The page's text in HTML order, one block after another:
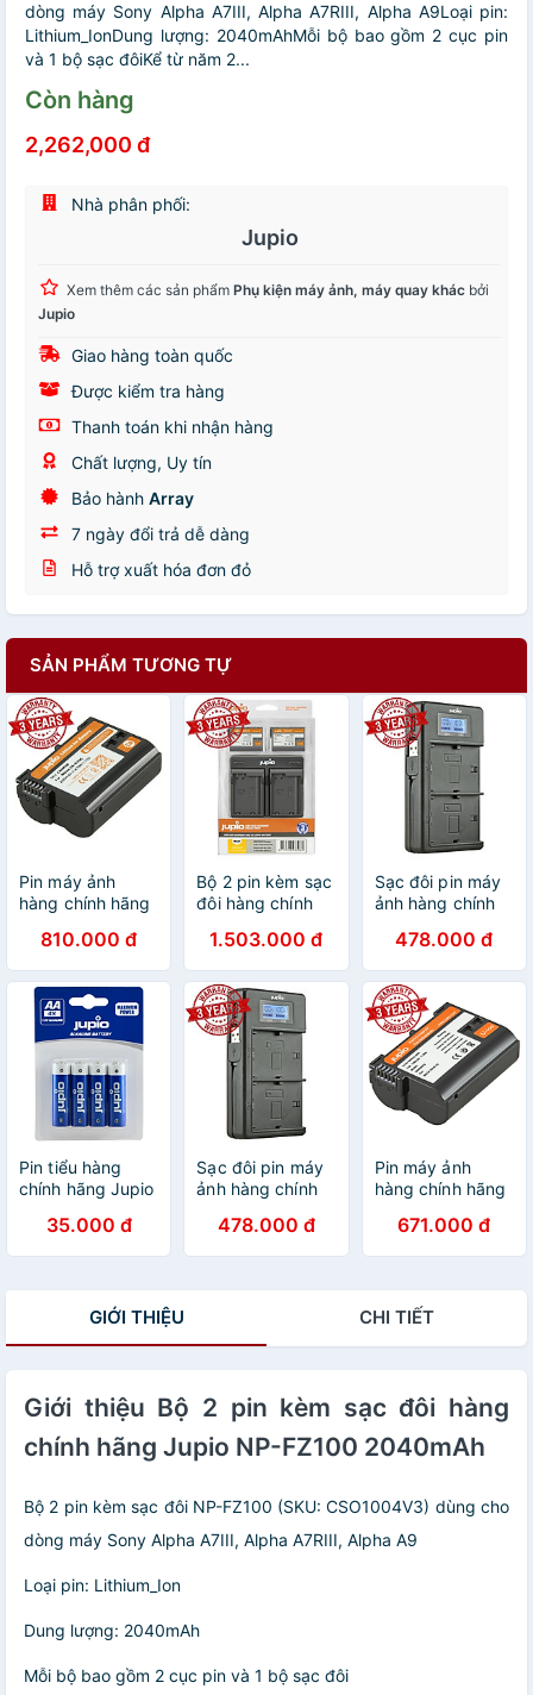
dòng máy Sony Alpha A7III, Alpha A7RIII, Alpha A9Loại pin:
Lithium_IonDung lượng: 2040mAhMỗi bộ bao gồm 2 cục pin
và 1 bộ sạc đôiKể từ năm 2...
Còn hàng
2,262,000 đ
Nhà phân phối:
Jupio
Xem thêm các sản phẩm Phụ kiện máy ảnh, máy quay khác bởi
Jupio
Giao hàng toàn quốc
Được kiểm tra hàng
Thanh toán khi nhận hàng
Chất lượng, Uy tín
Bảo hành Array
7 ngày đổi trả dễ dàng
Hỗ trợ xuất hóa đơn đỏ
SẢN PHẨM TƯƠNG TỰ
Pin máy ảnh
hàng chính hãng
2100mAh dùng
cho Nikon
810.000 đ
Bộ 2 pin kèm sạc
đôi hàng chính
EL15B 1700mAh
1.503.000 đ
Sạc đôi pin máy
ảnh hàng chính
E10478.000 đ
Pin tiểu hàng
chính hãng Jupio
chính hãng Jupio
vỉ 4 viên
35.000 đ
Sạc đôi pin máy
ảnh hàng chính
FZ100
478.000 đ
Pin máy ảnh
hàng chính hãng
1700mAh 11.9Wh
dùng cho Nikon
671.000 đ
GIỚI THIỆU CHI TIẾT
Giới thiệu Bộ 2 pin kèm sạc đôi hàng
chính hãng Jupio NP-FZ100 2040mAh
Bộ 2 pin kèm sạc đôi NP-FZ100 (SKU: CSO1004V3) dùng cho
dòng máy Sony Alpha A7III, Alpha A7RIII, Alpha A9
Loại pin: Lithium_Ion
Dung lượng: 2040mAh
Mỗi bộ bao gồm 2 cục pin và 1 bộ sạc đôi